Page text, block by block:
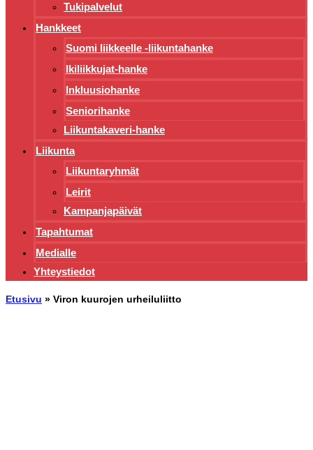
Tukipalvelut
Hankkeet
Suomi liikkeelle -liikuntahanke
Ikiliikkujat-hanke
Inkluusiohanke
Seniorihanke
Liikuntakaveri-hanke
Liikunta
Liikuntaryhmät
Leirit
Kampanjapäivät
Tapahtumat
Medialle
Yhteystiedot
Etusivu » Viron kuurojen urheiluliitto